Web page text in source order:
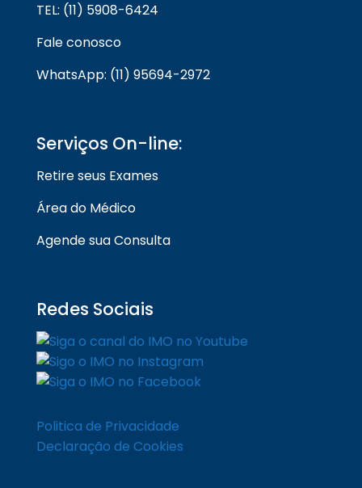
TEL: (11) 5908-6424
Fale conosco
WhatsApp: (11) 95694-2972
Serviços On-line:
Retire seus Exames
Área do Médico
Agende sua Consulta
Redes Sociais
Politica de Privacidade
Declaração de Cookies